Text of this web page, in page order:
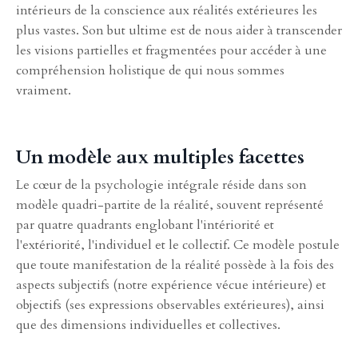
intérieurs de la conscience aux réalités extérieures les
plus vastes. Son but ultime est de nous aider à transcender
les visions partielles et fragmentées pour accéder à une
compréhension holistique de qui nous sommes
vraiment.
Un modèle aux multiples facettes
Le cœur de la psychologie intégrale réside dans son
modèle quadri-partite de la réalité, souvent représenté
par quatre quadrants englobant l'intériorité et
l'extériorité, l'individuel et le collectif. Ce modèle postule
que toute manifestation de la réalité possède à la fois des
aspects subjectifs (notre expérience vécue intérieure) et
objectifs (ses expressions observables extérieures), ainsi
que des dimensions individuelles et collectives.